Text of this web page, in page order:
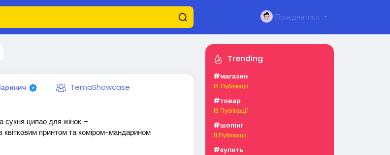
Приєднатися
TemaShowcase
сукня ципао для жінок –
квітковим принтом та коміром-мандарином
Trending
#магазин
14 Публікації
#товар
13 Публікації
#шопінг
11 Публікації
#купить